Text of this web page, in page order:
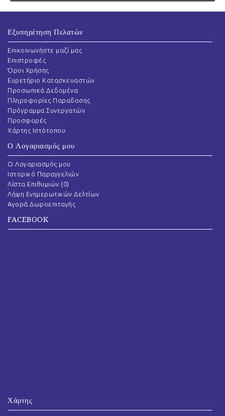
Εξυπηρέτηση Πελατών
Επικοινωνήστε μαζί μας
Επιστροφές
Όροι Χρήσης
Ευρετήριο Κατασκευαστών
Προσωπικά Δεδομένα
Πληροφορίες Παραδοσης
Πρόγραμμα Συνεργατών
Προσφορές
Χάρτης Ιστότοπου
Ο Λογαριασμός μου
O Λογαριασμός μου
Ιστορικό Παραγγελιών
Λίστα Επιθυμιών (0)
Λήψη Ενημερωτικών Δελτίων
Αγορά Δωροεπιταγής
FACEBOOK
Χάρτης